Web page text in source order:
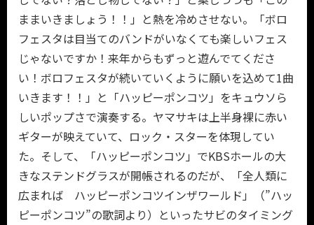
ままいきましょう！！」と熱を冷めさせない。「ボロ
フェスタは目当てのバンドがいなくても楽しいフェス
じゃないですか！来年からもずっと遊んでてくださ
い！ボロフェスタが続いていくように願いを込めて1曲
いきます！！」と「ハッピーポンコツ」をキュウソら
しいポップさで演奏する。ヤマサキは上半身裸に赤い
ギターが映えていて、ロック・スターを体現してい
た。そして、「ハッピーポンコツ」でKBSホールの大
きなステンドグラスが開帳されるのだが、「全人類に
広まれば ハッピーポンコツインザワールド」（”ハッ
ピーポンコツ”の歌詞より）といったサビのタイミング